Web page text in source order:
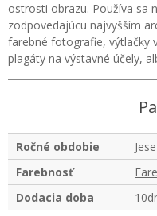
ostrosti obrazu. Používa sa
zodpovedajúcu najvyšším
farebné fotografie, výtlačky
plagáty na výstavné účely,
Ročné obdobie
Farebnosť
Dodacia doba